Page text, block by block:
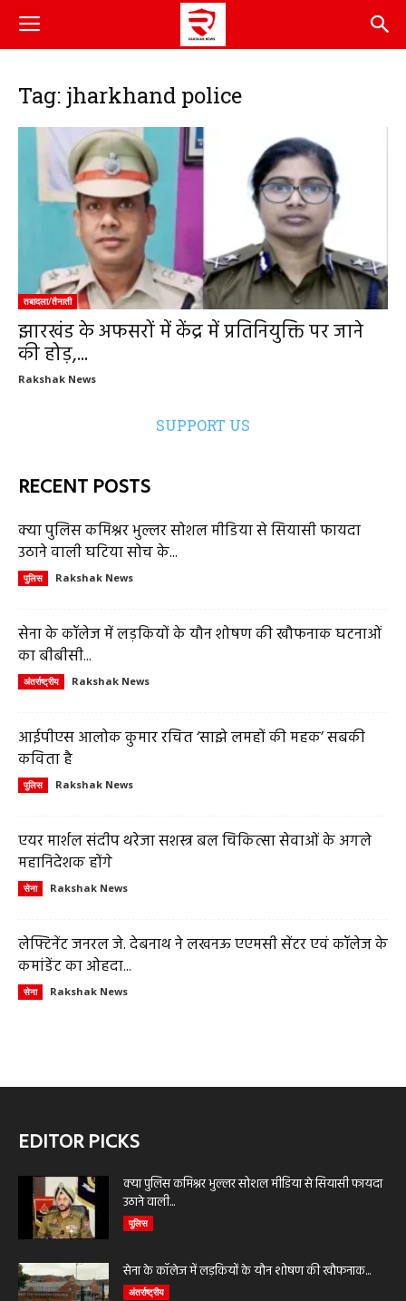
Tag: jharkhand police
तबादला/तैनाती
झारखंड के अफसरों में केंद्र में प्रतिनियुक्ति पर जाने
की होड़,...
Rakshak News
SUPPORT US
RECENT POSTS
क्या पुलिस कमिश्नर भुल्लर सोशल मीडिया से सियासी फायदा
उठाने वाली घटिया सोच के...
पुलिस Rakshak News
सेना के कॉलेज में लड़कियों के यौन शोषण की खौफनाक घटनाओं
का बीबीसी...
अंतर्राष्ट्रीय Rakshak News
आईपीएस आलोक कुमार रचित ‘साझे लमहों की महक’ सबकी
कविता है
पुलिस Rakshak News
एयर मार्शल संदीप थरेजा सशस्त्र बल चिकित्सा सेवाओं के अगले
महानिदेशक होंगे
सेना Rakshak News
लेफ्टिनेंट जनरल जे. देबनाथ ने लखनऊ एएमसी सेंटर एवं कॉलेज के
कमांडेंट का ओहदा...
सेना Rakshak News
EDITOR PICKS
क्या पुलिस कमिश्नर भुल्लर सोशल मीडिया से सियासी फायदा
उठाने वाली...
पुलिस
सेना के कॉलेज में लड़कियों के यौन शोषण की खौफनाक...
अंतर्राष्ट्रीय